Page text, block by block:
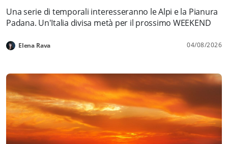
Una serie di temporali interesseranno le Alpi e la Pianura
Padana. Un'Italia divisa metà per il prossimo WEEKEND
Elena Rava 04/08/2026